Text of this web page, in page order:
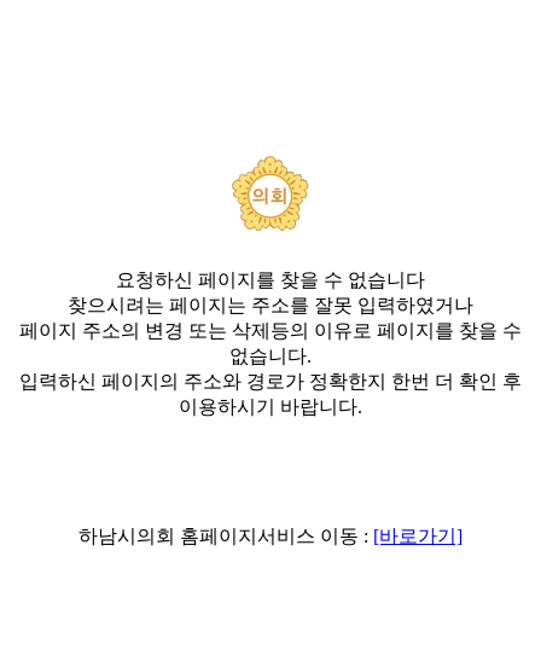
요청하신 페이지를 찾을 수 없습니다
찾으시려는 페이지는 주소를 잘못 입력하였거나
페이지 주소의 변경 또는 삭제등의 이유로 페이지를 찾을 수
없습니다.
입력하신 페이지의 주소와 경로가 정확한지 한번 더 확인 후
이용하시기 바랍니다.
하남시의회 홈페이지서비스 이동 : [바로가기]